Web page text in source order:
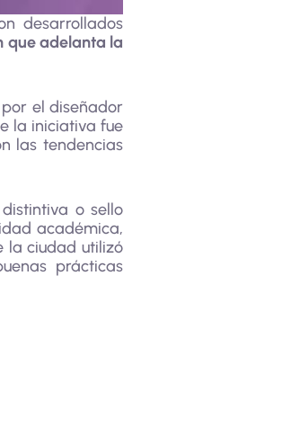
desarrollados
que adelanta la
el diseñador
la iniciativa fue
las tendencias
o sello
académica,
la ciudad utilizó
prácticas